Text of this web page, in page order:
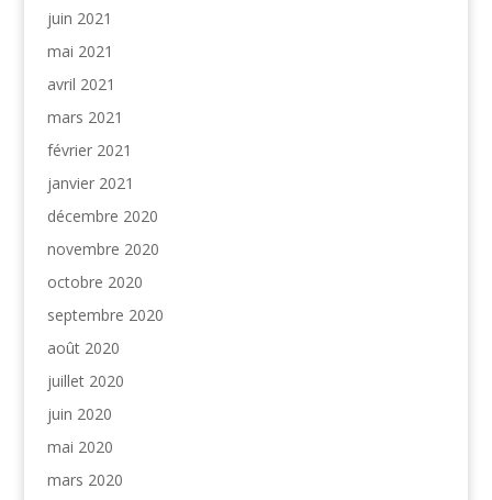
juin 2021
mai 2021
avril 2021
mars 2021
février 2021
janvier 2021
décembre 2020
novembre 2020
octobre 2020
septembre 2020
août 2020
juillet 2020
juin 2020
mai 2020
mars 2020